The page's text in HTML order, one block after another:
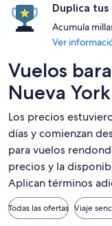
Duplica
Acumula
Ver
Vuelos
Nueva
Los precios
días y comienzan
para vuelos
precios y la
Aplican términos
Todas las ofertas Viaje